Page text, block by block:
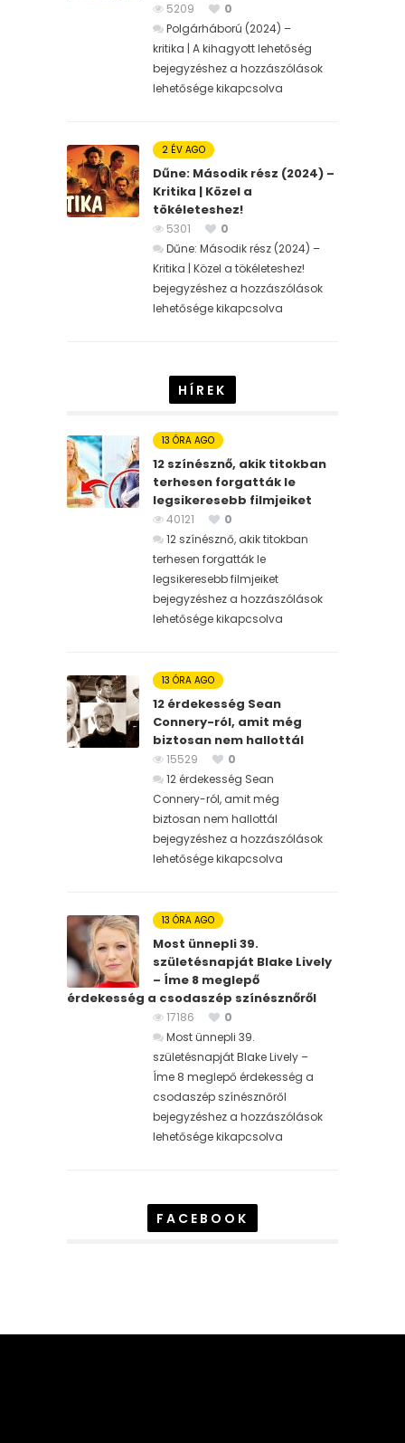
5209
0
Polgárháború (2024) –
kritika | A kihagyott lehetőség
bejegyzéshez a hozzászólások
lehetősége kikapcsolva
2 ÉV AGO
Dűne: Második rész (2024) –
Kritika | Közel a
tökéleteshez!
5301
0
Dűne: Második rész (2024) –
Kritika | Közel a tökéleteshez!
bejegyzéshez a hozzászólások
lehetősége kikapcsolva
HÍREK
13 ÓRA AGO
12 színésznő, akik titokban
terhesen forgatták le
legsikeresebb filmjeiket
40121
0
12 színésznő, akik titokban
terhesen forgatták le
legsikeresebb filmjeiket
bejegyzéshez a hozzászólások
lehetősége kikapcsolva
13 ÓRA AGO
12 érdekesség Sean
Connery-ról, amit még
biztosan nem hallottál
15529
0
12 érdekesség Sean
Connery-ról, amit még
biztosan nem hallottál
bejegyzéshez a hozzászólások
lehetősége kikapcsolva
13 ÓRA AGO
Most ünnepli 39.
születésnapját Blake Lively
– Íme 8 meglepő
érdekesség a csodaszép színésznőről
17186
0
Most ünnepli 39.
születésnapját Blake Lively –
Íme 8 meglepő érdekesség a
csodaszép színésznőről
bejegyzéshez a hozzászólások
lehetősége kikapcsolva
FACEBOOK